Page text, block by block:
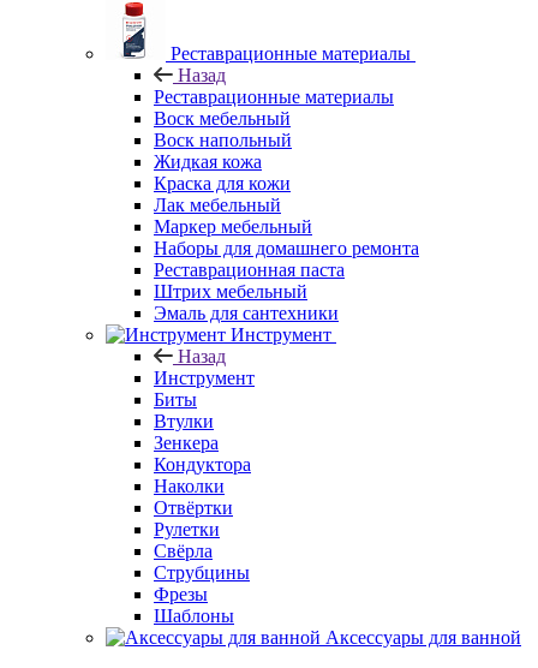
Реставрационные материалы
Назад
Реставрационные материалы
Воск мебельный
Воск напольный
Жидкая кожа
Краска для кожи
Лак мебельный
Маркер мебельный
Наборы для домашнего ремонта
Реставрационная паста
Штрих мебельный
Эмаль для сантехники
Инструмент
Назад
Инструмент
Биты
Втулки
Зенкера
Кондуктора
Наколки
Отвёртки
Рулетки
Свёрла
Струбцины
Фрезы
Шаблоны
Аксессуары для ванной